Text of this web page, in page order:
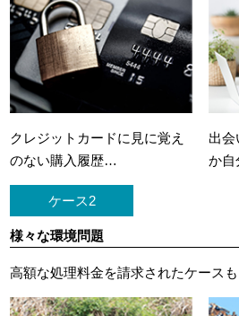
クレジットカードに 見に覚え
のない購入履歴…
出会
か
ケース2
様々な環境問題
高額な処理料金を請求されたケース